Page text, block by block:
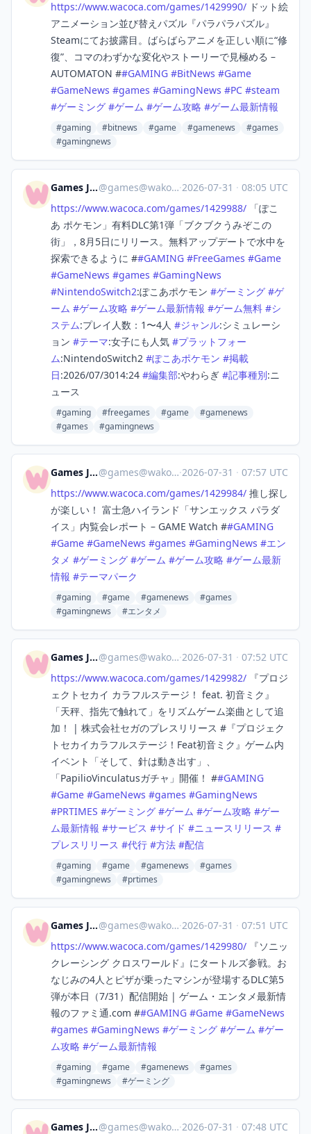
https://www.wacoca.com/games/1429990/ ドット絵
アニメーション並び替えパズル『パラパラパズル』
Steamにてお披露目。ばらばらアニメを正しい順に“修
復”、コマのわずかな変化やストーリーで見極める –
AUTOMATON ##GAMING #BitNews #Game
#GameNews #games #GamingNews #PC #steam
#ゲーミング #ゲーム #ゲーム攻略 #ゲーム最新情報
#gaming #bitnews #game #gamenews
#games
#gamingnews
Games Japan@games@wakoka.com ·2026-07-31 · 08:05 UTC
https://www.wacoca.com/games/1429988/ 「ぽこ
あ ポケモン」有料DLC第1弾「ブクブクうみぞこの
街」，8月5日にリリース。無料アップデートで水中を
探索できるように ##GAMING #FreeGames #Game
#GameNews #games #GamingNews
#NintendoSwitch2:ぽこあポケモン #ゲーミング #ゲ
ーム #ゲーム攻略 #ゲーム最新情報 #ゲーム無料 #シ
ステム:プレイ人数：1〜4人 #ジャンル:シミュレーシ
ョン #テーマ:女子にも人気 #プラットフォー
ム:NintendoSwitch2 #ぽこあポケモン #掲載
日:2026/07/3014:24 #編集部:やわらぎ #記事種別:ニ
ュース
#gaming #freegames #game
#gamenews
#games
#gamingnews
Games Japan@games@wakoka.com ·2026-07-31 · 07:57 UTC
https://www.wacoca.com/games/1429984/ 推し探し
が楽しい！ 富士急ハイランド「サンエックス パラダ
イス」内覧会レポート – GAME Watch ##GAMING
#Game #GameNews #games #GamingNews #エン
タメ #ゲーミング #ゲーム #ゲーム攻略 #ゲーム最新
情報 #テーマパーク
#gaming #game #gamenews
#games
#gamingnews
#エンタメ
Games Japan@games@wakoka.com ·2026-07-31 · 07:52 UTC
https://www.wacoca.com/games/1429982/ 『プロジ
ェクトセカイ カラフルステージ！ feat. 初音ミク』
「天秤、指先で触れて」をリズムゲーム楽曲として追
加！ | 株式会社セガのプレスリリース #『プロジェク
トセカイカラフルステージ！Feat初音ミク』ゲーム内
イベント「そして、針は動き出す」、
「PapilioVinculatusガチャ」開催！ ##GAMING
#Game #GameNews #games #GamingNews
#PRTIMES #ゲーミング #ゲーム #ゲーム攻略 #ゲー
ム最新情報 #サービス #サイド #ニュースリリース #
プレスリリース #代行 #方法 #配信
#gaming #game #gamenews
#games
#gamingnews
#prtimes
Games Japan@games@wakoka.com ·2026-07-31 · 07:51 UTC
https://www.wacoca.com/games/1429980/ 『ソニッ
クレーシング クロスワールド』にタートルズ参戦。お
なじみの4人とピザが乗ったマシンが登場するDLC第5
弾が本日（7/31）配信開始 | ゲーム・エンタメ最新情
報のファミ通.com ##GAMING #Game #GameNews
#games #GamingNews #ゲーミング #ゲーム #ゲー
ム攻略 #ゲーム最新情報
#gaming #game #gamenews
#games
#gamingnews
#ゲーミング
Games Japan@games@wakoka.com ·2026-07-31 · 07:48 UTC